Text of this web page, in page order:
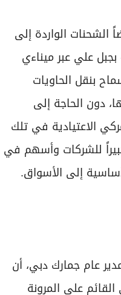
الواردة إلى
علي عبر ميناءي
بنقل الحاويات
دون الحاجة إلى
الاعتيادية في تلك
للشركات وأسهم في
إلى الأسواق.
عام جمارك دبي، أن
على المرونة